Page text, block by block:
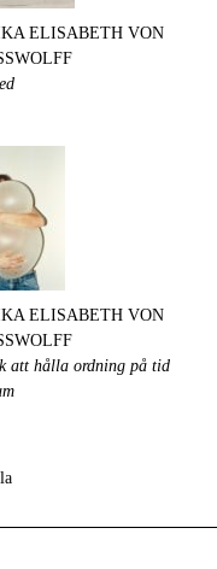
ELISABETH VON
ELISABETH VON
att hålla ordning på tid